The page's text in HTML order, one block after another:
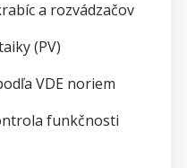
a rozvádzačov
(PV)
VDE noriem
funkčnosti